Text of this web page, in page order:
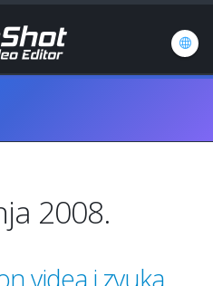
2008.
videa i zvuka